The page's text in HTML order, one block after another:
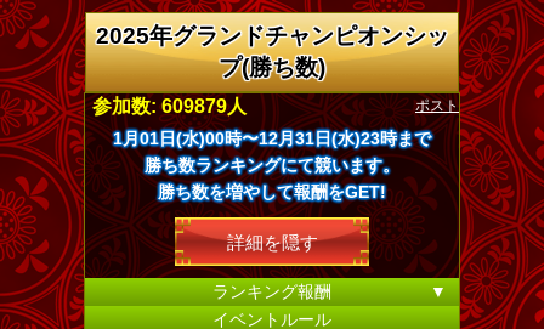
2025年グランドチャンピオンシッ
プ(勝ち数)
ポスト
参加数: 609879人
1月01日(水)00時〜12月31日(水)23時まで
勝ち数ランキングにて競います。
勝ち数を増やして報酬をGET!
詳細を隠す
ランキング報酬
▼
イベントルール